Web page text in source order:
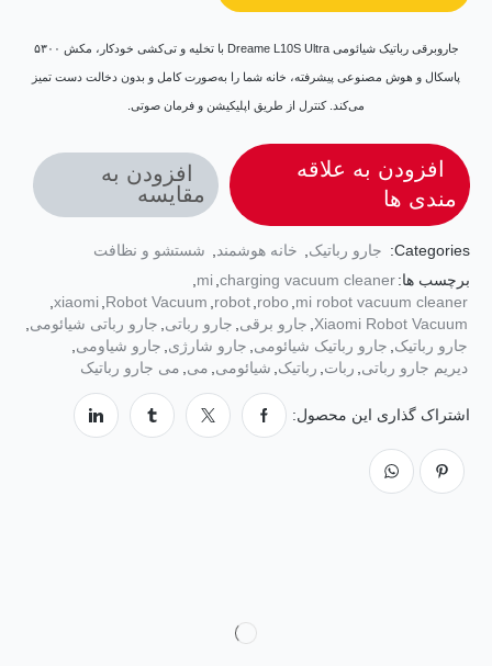
جاروبرقی رباتیک شیائومی Dreame L10S Ultra با تخلیه و تی‌کشی خودکار، مکش ۵۳۰۰
پاسکال و هوش مصنوعی پیشرفته، خانه شما را به‌صورت کامل و بدون دخالت دست تمیز
می‌کند. کنترل از طریق اپلیکیشن و فرمان صوتی.
افزودن به علاقه
مندی ها
افزودن به
مقایسه
Categories: جارو رباتیک خانه هوشمند
شستشو و نظافت
برچسب ها:charging vacuum cleaner
mi
mi robot vacuum cleaner
robo
robot
Robot Vacuum
xiaomi
Xiaomi Robot Vacuum جارو برقی جارو رباتی جارو رباتی شیائومی
جارو رباتیک جارو رباتیک شیائومی جارو شارژی جارو شیاومی
دیریم جارو رباتی ربات رباتیک شیائومی می می جارو رباتیک
اشتراک گذاری این محصول: